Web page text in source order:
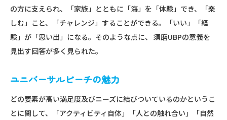
の方に支えられ、「家族」とともに「海」を「体験」でき、「楽
しむ」こと、「チャレンジ」することができる。「いい」「経
験」が「思い出」になる。そのような点に、 須磨UBPの意義を
見出す回答が多く見られた。
ユニバーサルビーチの魅力
どの要素が高い満足度及びニーズに結びついているのかというこ
とに関して、「アクティビティ自体」「人との触れ合い」「自然